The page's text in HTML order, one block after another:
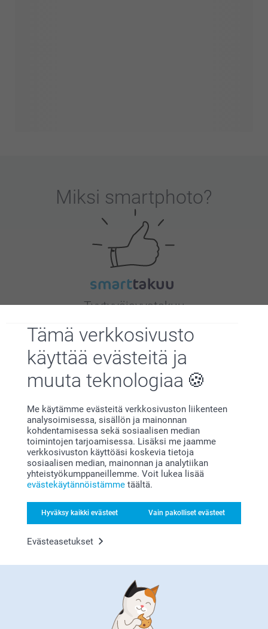
Tämä verkkosivusto
käyttää evästeitä ja
muuta teknologiaa
Me käytämme evästeitä verkkosivuston liikenteen
analysoimisessa, sisällön ja mainonnan
kohdentamisessa sekä sosiaalisen median
toimintojen tarjoamisessa. Lisäksi me jaamme
verkkosivuston käyttöäsi koskevia tietoja
sosiaalisen median, mainonnan ja analytiikan
yhteistyökumppaneillemme. Voit lukea lisää
evästekäytännöistämme täältä.
Hyväksy kaikki evästeet Vain pakolliset evästeet
Evästeasetukset
Miksi smartphoto?
Tyytyväisyystakuu
Bonusta kaikista tilauksista
Etsitkö inspiraatiota?
Olemme täällä sinun vuoksesi